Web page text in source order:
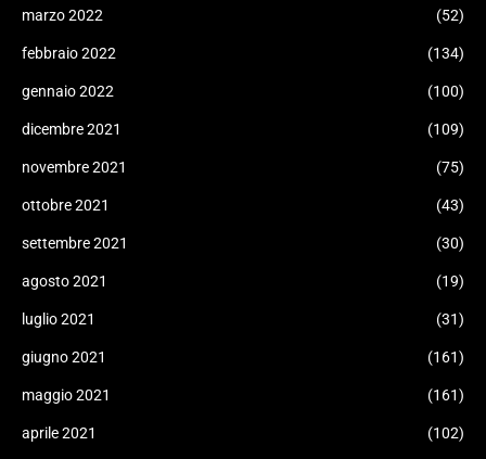
marzo 2022 (52)
febbraio 2022 (134)
gennaio 2022 (100)
dicembre 2021 (109)
novembre 2021 (75)
ottobre 2021 (43)
settembre 2021 (30)
agosto 2021 (19)
luglio 2021 (31)
giugno 2021 (161)
maggio 2021 (161)
aprile 2021 (102)